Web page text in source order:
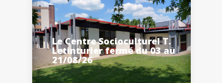
Le Centre Socioculturel T.
Letinturier fermé du 03 au
21/08/26